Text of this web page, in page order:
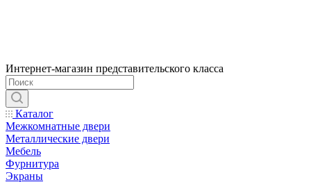
Интернет-магазин представительского класса
Каталог
Межкомнатные двери
Металлические двери
Мебель
Фурнитура
Экраны